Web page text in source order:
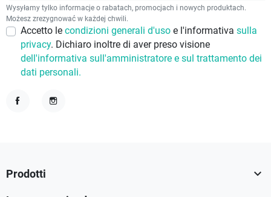
Wysyłamy tylko informacje o rabatach, promocjach i nowych produktach.
Możesz zrezygnować w każdej chwili.
Accetto le condizioni generali d'uso e l'informativa sulla
privacy. Dichiaro inoltre di aver preso visione
dell'informativa sull'amministratore e sul trattamento dei
dati personali.
Prodotti 